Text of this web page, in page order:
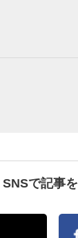
SNSで記事